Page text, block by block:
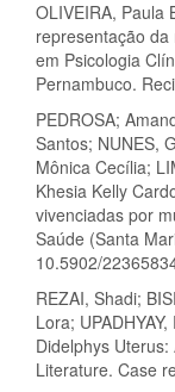
OLIVEIRA, Paula
representação
em Psicologia
Pernambuco.
PEDROSA;
Santos; NUNES,
Mônica Cecília;
Khesia Kelly
vivenciadas por
Saúde (Santa
10.5902/
REZAI, Shadi;
Lora;
Didelphys
Literature. Case